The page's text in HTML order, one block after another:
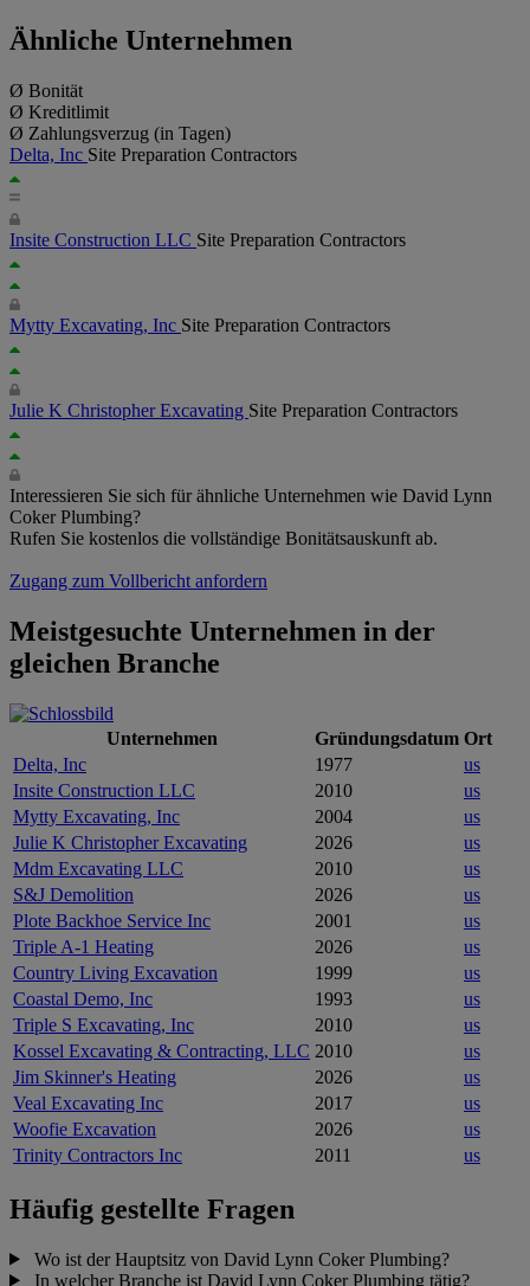
Ähnliche Unternehmen
Ø Bonität
Ø Kreditlimit
Ø Zahlungsverzug (in Tagen)
Delta, Inc Site Preparation Contractors
Insite Construction LLC Site Preparation Contractors
Mytty Excavating, Inc Site Preparation Contractors
Julie K Christopher Excavating Site Preparation Contractors
Interessieren Sie sich für ähnliche Unternehmen wie David Lynn
Coker Plumbing?
Rufen Sie kostenlos die vollständige Bonitätsauskunft ab.
Zugang zum Vollbericht anfordern
Meistgesuchte Unternehmen in der
gleichen Branche
Unternehmen Gründungsdatum Ort
Delta, Inc
1977
us
Insite Construction LLC
2010
us
Mytty Excavating, Inc
2004
us
Julie K Christopher Excavating
2026
us
Mdm Excavating LLC
2010
us
S&J Demolition
2026
us
Plote Backhoe Service Inc
2001
us
Triple A-1 Heating
2026
us
Country Living Excavation
1999
us
Coastal Demo, Inc
1993
us
Triple S Excavating, Inc
2010
us
Kossel Excavating & Contracting, LLC 2010
us
Jim Skinner's Heating
2026
us
Veal Excavating Inc
2017
us
Woofie Excavation
2026
us
Trinity Contractors Inc
2011 us
Häufig gestellte Fragen
Wo ist der Hauptsitz von David Lynn Coker Plumbing?
In welcher Branche ist David Lynn Coker Plumbing tätig?